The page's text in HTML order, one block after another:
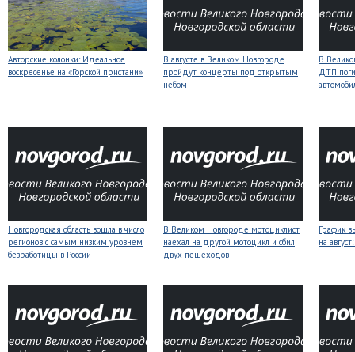
Авторские колонки: Идеальное
воскресенье на «Горской пристани»
В августе в Великом Новгороде
пройдут концерты под открытым
небом
В
ДТП
Новгородская область вошла в число
регионов с самым низким уровнем
безработицы в России
В Великом Новгороде мотоциклист
наехал на другой мотоцикл и сбил
двух пешеходов
График
на